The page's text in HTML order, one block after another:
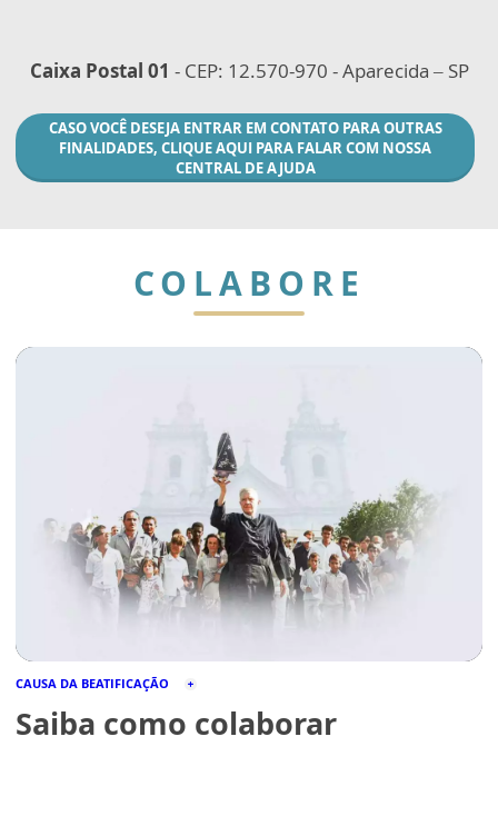
Caixa Postal 01 - CEP: 12.570-970 - Aparecida – SP
CASO VOCÊ DESEJA ENTRAR EM CONTATO PARA OUTRAS
FINALIDADES, CLIQUE AQUI PARA FALAR COM NOSSA
CENTRAL DE AJUDA
COLABORE
CAUSA DA BEATIFICAÇÃO
Saiba como colaborar